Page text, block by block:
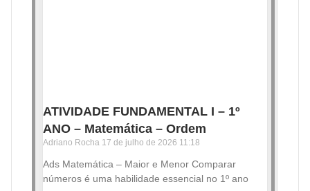
ATIVIDADE FUNDAMENTAL I – 1º
ANO – Matemática – Ordem
Adriano Rocha 17 de julho de 2026 11:18
Ads Matemática – Maior e Menor Comparar
números é uma habilidade essencial no 1º ano